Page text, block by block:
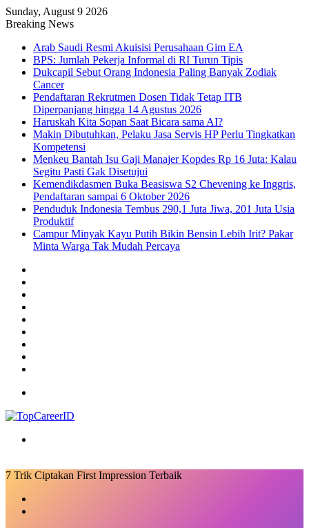
Sunday, August 9 2026
Breaking News
Arab Saudi Resmi Akuisisi Perusahaan Gim EA
BPS: Jumlah Pekerja Informal di RI Turun Tipis
Dukcapil Sebut Orang Indonesia Paling Banyak Zodiak
Cancer
Pendaftaran Rekrutmen Dosen Tidak Tetap ITB
Diperpanjang hingga 14 Agustus 2026
Haruskah Kita Sopan Saat Bicara sama AI?
Makin Dibutuhkan, Pelaku Jasa Servis HP Perlu Tingkatkan
Kompetensi
Menkeu Bantah Isu Gaji Manajer Kopdes Rp 16 Juta: Kalau
Segitu Pasti Gak Disetujui
Kemendikdasmen Buka Beasiswa S2 Chevening ke Inggris,
Pendaftaran sampai 6 Oktober 2026
Penduduk Indonesia Tembus 290,1 Juta Jiwa, 201 Juta Usia
Produktif
Campur Minyak Kayu Putih Bikin Bensin Lebih Irit? Pakar
Minta Warga Tak Mudah Percaya
7 Trik Ciptakan First Impression Terbaik
Email